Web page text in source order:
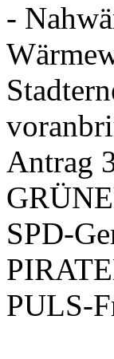
-
Antrag
SPD-
PULS-